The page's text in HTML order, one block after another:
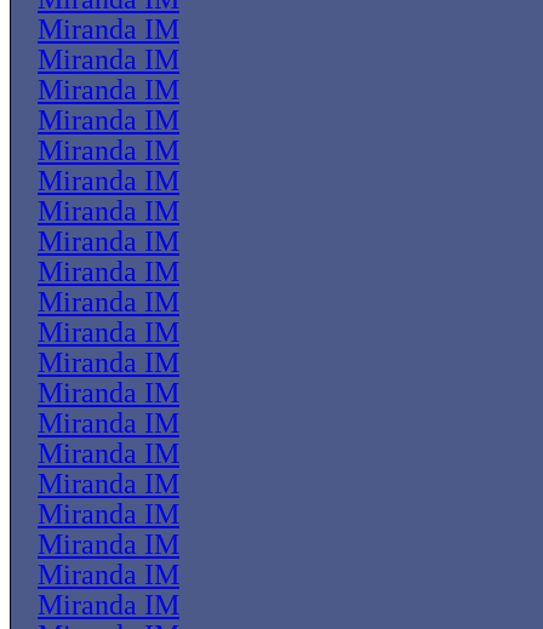
Miranda IM
Miranda IM
Miranda IM
Miranda IM
Miranda IM
Miranda IM
Miranda IM
Miranda IM
Miranda IM
Miranda IM
Miranda IM
Miranda IM
Miranda IM
Miranda IM
Miranda IM
Miranda IM
Miranda IM
Miranda IM
Miranda IM
Miranda IM